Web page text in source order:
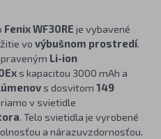
Fenix WF30RE je vybavené
vo výbušnom prostredí.
Li-ion
s kapacitou 3000 mAh a
s dosvitom 149
v svietidle
. Telo svietidla je vyrobené
a nárazuvzdornosťou.